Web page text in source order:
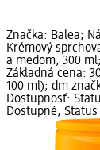
Značka: Balea;
Krémový
a medom, 300
Základná cena:
100 ml); dm
Dostupnosť:
Dostupné,